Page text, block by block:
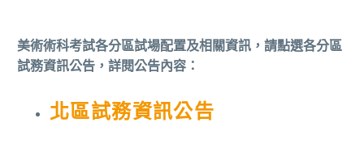
美術術科考試各分區試場配置及相關資訊，請點選各分區
試務資訊公告，詳閱公告內容：
北區試務資訊公告